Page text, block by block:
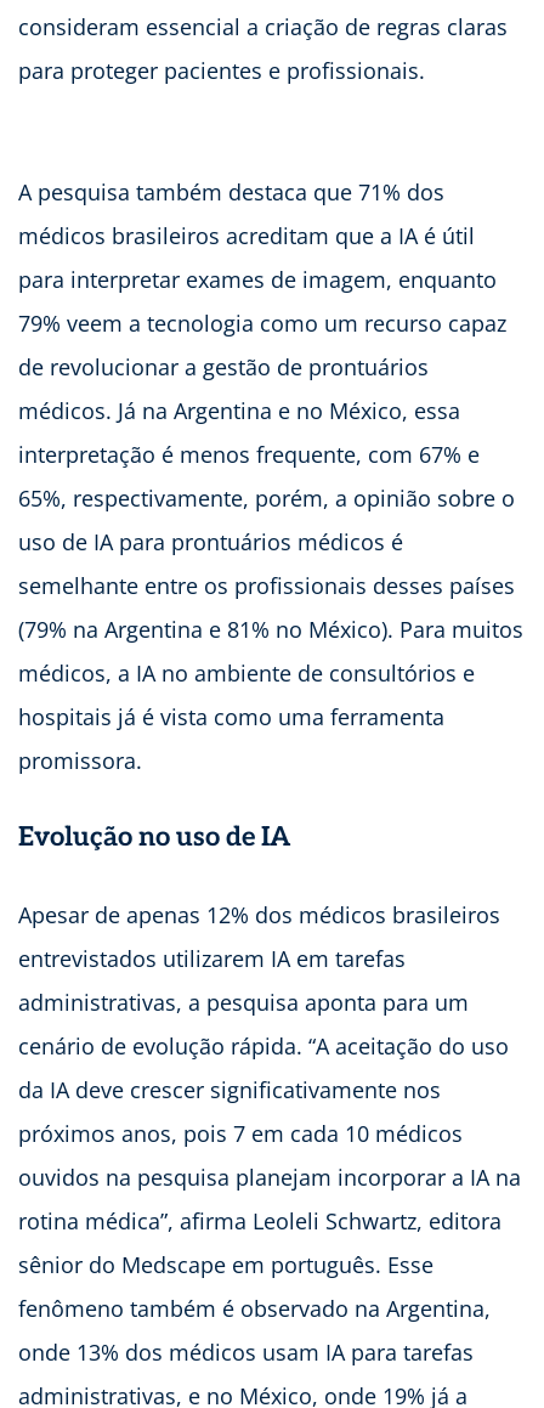
consideram essencial a criação de regras claras
para proteger pacientes e profissionais.
A pesquisa também destaca que 71% dos
médicos brasileiros acreditam que a IA é útil
para interpretar exames de imagem, enquanto
79% veem a tecnologia como um recurso capaz
de revolucionar a gestão de prontuários
médicos. Já na Argentina e no México, essa
interpretação é menos frequente, com 67% e
65%, respectivamente, porém, a opinião sobre o
uso de IA para prontuários médicos é
semelhante entre os profissionais desses países
(79% na Argentina e 81% no México). Para muitos
médicos, a IA no ambiente de consultórios e
hospitais já é vista como uma ferramenta
promissora.
Evolução no uso de IA
Apesar de apenas 12% dos médicos brasileiros
entrevistados utilizarem IA em tarefas
administrativas, a pesquisa aponta para um
cenário de evolução rápida. “A aceitação do uso
da IA deve crescer significativamente nos
próximos anos, pois 7 em cada 10 médicos
ouvidos na pesquisa planejam incorporar a IA na
rotina médica”, afirma Leoleli Schwartz, editora
sênior do Medscape em português. Esse
fenômeno também é observado na Argentina,
onde 13% dos médicos usam IA para tarefas
administrativas, e no México, onde 19% já a